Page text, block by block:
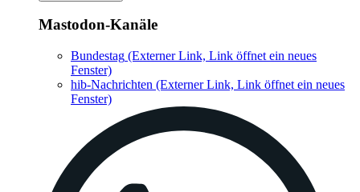
Mastodon-Kanäle
Bundestag (Externer Link, Link öffnet ein neues
Fenster)
hib-Nachrichten (Externer Link, Link öffnet ein neues
Fenster)